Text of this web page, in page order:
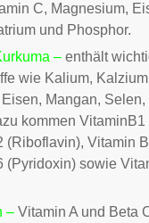
C, Magnesium,
und Phosphor.
– enthält
wie Kalium,
Mangan, Selen,
kommen VitaminB1
(Riboflavin), Vitamin
(Pyridoxin) sowie
– Vitamin A und Beta